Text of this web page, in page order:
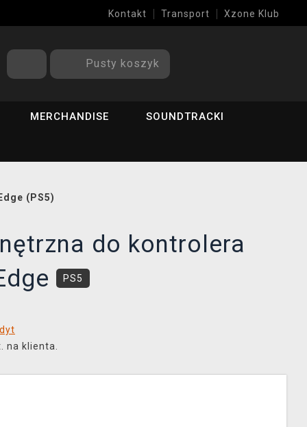
Kontakt Transport Xzone Klub
Pusty koszyk
MERCHANDISE SOUNDTRACKI
(PS5)
do kontrolera
PS5
na klienta.